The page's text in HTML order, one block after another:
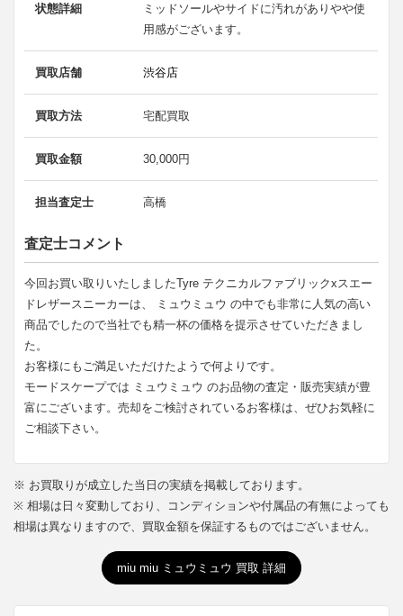
状態詳細
ミッドソールやサイドに汚れがありやや使
用感がございます。
買取店舗 渋谷店
買取方法 宅配買取
買取金額 30,000円
担当査定士 高橋
査定士コメント
今回お買い取りいたしましたTyre テクニカルファブリックxスエー
ドレザースニーカーは、 ミュウミュウ の中でも非常に人気の高い
商品でしたので当社でも精一杯の価格を提示させていただきまし
た。
お客様にもご満足いただけたようで何よりです。
モードスケープでは ミュウミュウ のお品物の査定・販売実績が豊
富にございます。売却をご検討されているお客様は、ぜひお気軽に
ご相談下さい。
※ お買取りが成立した当日の実績を掲載しております。
※ 相場は日々変動しており、コンディションや付属品の有無によっても
相場は異なりますので、買取金額を保証するものではございません。
miu miu ミュウミュウ 買取 詳細